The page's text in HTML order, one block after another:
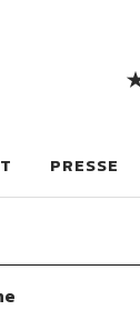
PRESSE